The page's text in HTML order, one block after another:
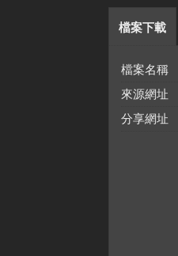
檔案下載
檔案名稱
來源網
分享網